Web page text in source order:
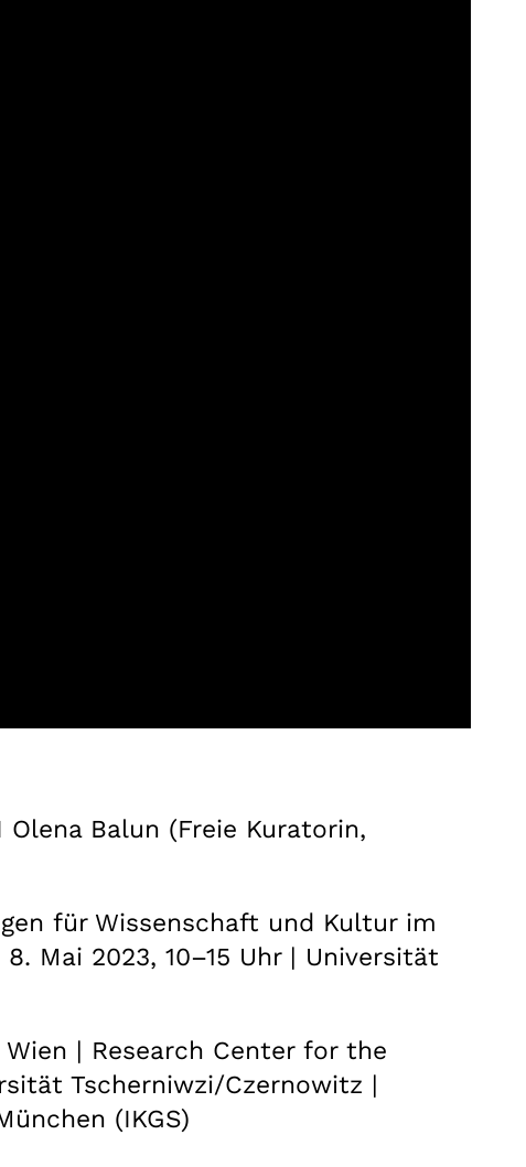
Balun (Freie Kuratorin,
für Wissenschaft und Kultur im
Mai 2023, 10–15 Uhr | Universität
| Research Center for the
Tscherniwzi/Czernowitz |
(IKGS)